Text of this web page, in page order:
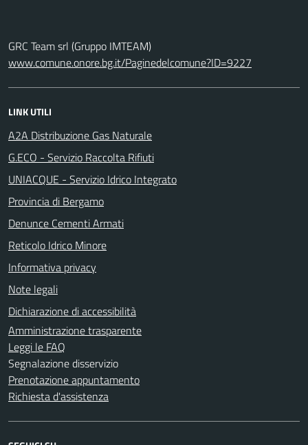
GRC Team srl (Gruppo IMTEAM)
www.comune.onore.bg.it/Paginedelcomune?ID=9227
LINK UTILI
A2A Distribuzione Gas Naturale
G.ECO - Servizio Raccolta Rifiuti
UNIACQUE - Servizio Idrico Integrato
Provincia di Bergamo
Denunce Cementi Armati
Reticolo Idrico Minore
Informativa privacy
Note legali
Dichiarazione di accessibilità
Amministrazione trasparente
Leggi le FAQ
Segnalazione disservizio
Prenotazione appuntamento
Richiesta d'assistenza